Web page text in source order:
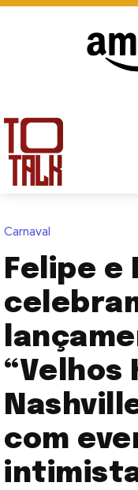
Carnaval
Felipe e
“Velhos
com